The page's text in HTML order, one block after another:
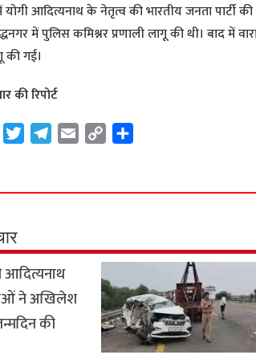
योगी आदित्यनाथ के नेतृत्व की भारतीय जनता
में पुलिस कमिश्नर प्रणाली लागू की थी। बाद में
की गई।
की रिपोर्ट
W
t
r
e
a
m
i
y
n
k
r
आदित्यनाथ
ने अखिलेश
की